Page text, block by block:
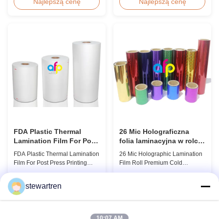
matte lamination film rolls, we
who are building excellent
BOPP Thermal Lamination Film,
L18 AFP-L21 AFP-L24 AFP-L25
AFP-Y20 AFP-Y25 AFP-Y27
Type Glossy Glossy Glossy ...
FDA Plastic Thermal
Lamination Film For Post
Press Printing Laminat
FDA Plastic Thermal Lamination
Film For Post Press Printing
Laminate Transparent Plastic
Roll Thermal Lamination Film
for Post-press Printing Laminate
26 Mic Holograficzna
folia laminacyjna w rolce,
opakowanie Premium
zimna folia laminacyjna
26 Mic Holographic Lamination
Film Roll Premium Cold
Laminating Film 26mic Premium
micron 12 micron 15 micron
stewartren